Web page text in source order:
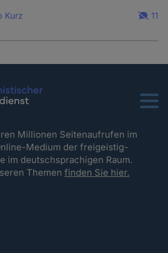
Kurz
11
Menu
Millionen Seitenaufrufen im
Medium der freigeistig-
im deutschsprachigen Raum.
Themenfinden Sie hier.